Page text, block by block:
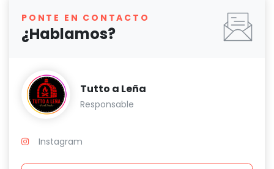
PONTE EN CONTACTO
¿Hablamos?
Tutto a Leña
Responsable
Instagram